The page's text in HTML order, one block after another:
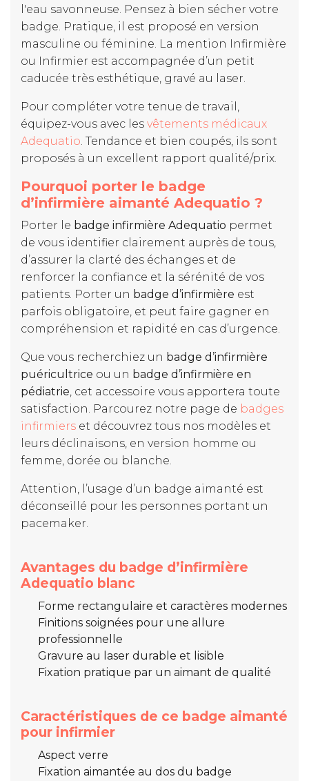
l'eau savonneuse. Pensez à bien sécher votre
badge. Pratique, il est proposé en version
masculine ou féminine. La mention Infirmière
ou Infirmier est accompagnée d’un petit
caducée très esthétique, gravé au laser.
Pour compléter votre tenue de travail,
équipez-vous avec les vêtements médicaux
Adequatio. Tendance et bien coupés, ils sont
proposés à un excellent rapport qualité/prix.
Pourquoi porter le badge
d’infirmière aimanté Adequatio ?
Porter le badge infirmière Adequatio permet
de vous identifier clairement auprès de tous,
d’assurer la clarté des échanges et de
renforcer la confiance et la sérénité de vos
patients. Porter un badge d’infirmière est
parfois obligatoire, et peut faire gagner en
compréhension et rapidité en cas d’urgence.
Que vous recherchiez un badge d’infirmière
puéricultrice ou un badge d’infirmière en
pédiatrie, cet accessoire vous apportera toute
satisfaction. Parcourez notre page de badges
infirmiers et découvrez tous nos modèles et
leurs déclinaisons, en version homme ou
femme, dorée ou blanche.
Attention, l’usage d’un badge aimanté est
déconseillé pour les personnes portant un
pacemaker.
Avantages du badge d’infirmière
Adequatio blanc
Forme rectangulaire et caractères modernes
Finitions soignées pour une allure
professionnelle
Gravure au laser durable et lisible
Fixation pratique par un aimant de qualité
Caractéristiques de ce badge aimanté
pour infirmier
Aspect verre
Fixation aimantée au dos du badge